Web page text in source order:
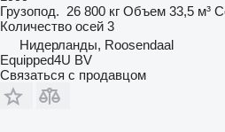
Грузопод. 26 800 кг Объем 33,5 м³
Количество осей 3
Нидерланды, Roosendaal
Equipped4U BV
Связаться с продавцом